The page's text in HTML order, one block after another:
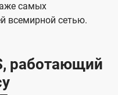
самых
всемирной сетью.
работающий